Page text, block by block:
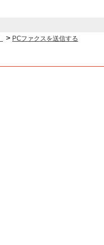
> PCファクスを送信する